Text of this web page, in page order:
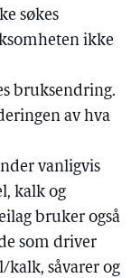
søkes
ikke
bruksendring.
av hva
vanligvis
kalk og
bruker også
som driver
kalk, såvarer og